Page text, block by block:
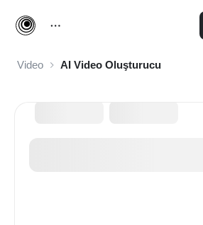
Video AI Video Oluşturucu